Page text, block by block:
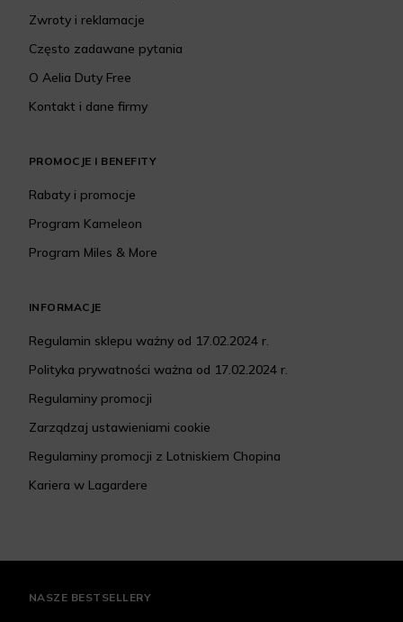
Zwroty i reklamacje
Często zadawane pytania
O Aelia Duty Free
Kontakt i dane firmy
PROMOCJE I BENEFITY
Rabaty i promocje
Program Kameleon
Program Miles & More
INFORMACJE
Regulamin sklepu ważny od 17.02.2024 r.
Polityka prywatności ważna od 17.02.2024 r.
Regulaminy promocji
Zarządzaj ustawieniami cookie
Regulaminy promocji z Lotniskiem Chopina
Kariera w Lagardere
NASZE BESTSELLERY